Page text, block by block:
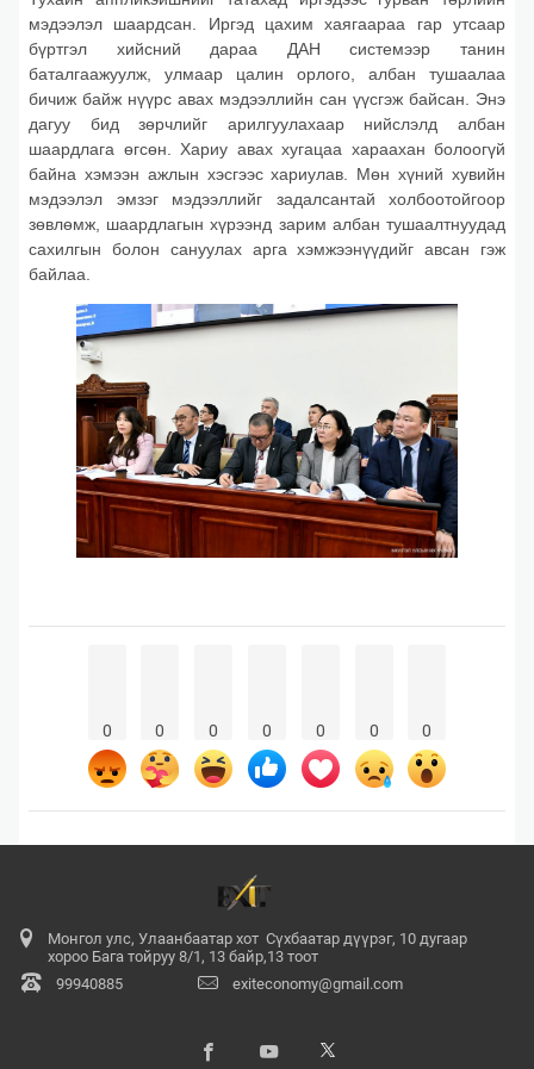
мэдээлэл шаардсан. Иргэд цахим хаягаараа гар утсаар
бүртгэл хийсний дараа ДАН системээр танин
баталгаажуулж, улмаар цалин орлого, албан тушаалаа
бичиж байж нүүрс авах мэдээллийн сан үүсгэж байсан. Энэ
дагуу бид зөрчлийг арилгуулахаар нийслэлд албан
шаардлага өгсөн. Хариу авах хугацаа хараахан болоогүй
байна хэмээн ажлын хэсгээс хариулав. Мөн хүний хувийн
мэдээлэл эмзэг мэдээллийг задалсантай холбоотойгоор
зөвлөмж, шаардлагын хүрээнд зарим албан тушаалтнуудад
сахилгын болон сануулах арга хэмжээнүүдийг авсан гэж
байлаа.
0 0 0 0 0 0 0
Монгол улс, Улаанбаатар хот Сүхбаатар дүүрэг, 10 дугаар
хороо Бага тойруу 8/1, 13 байр,13 тоот
99940885
exiteconomy@gmail.com